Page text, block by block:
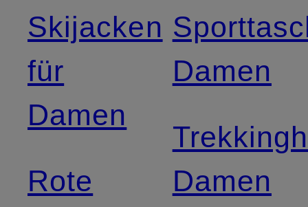
Skijacken
für
Damen
Rote
Damen
Damen